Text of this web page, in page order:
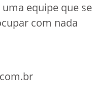
equipe que se
com nada